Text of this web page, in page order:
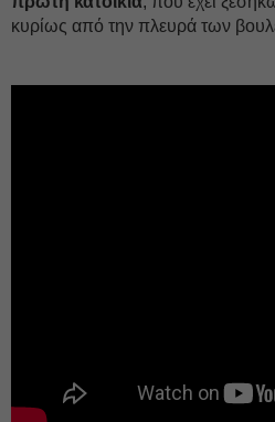
κυρίως από την πλευρά των